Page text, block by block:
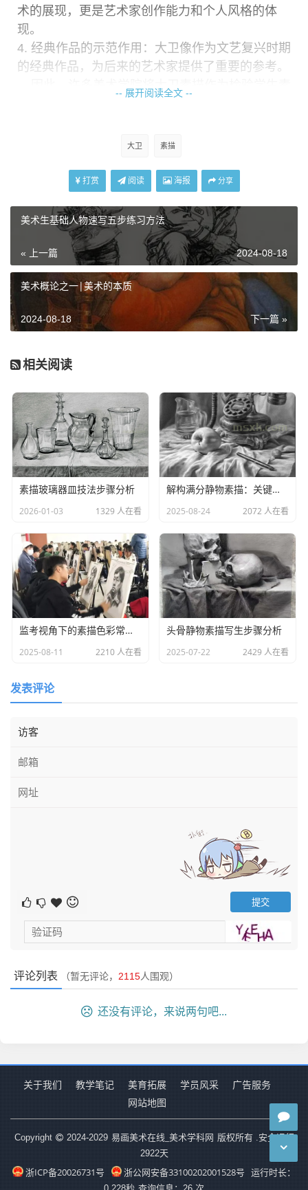
术的展现，更是艺术家创作能力和个人风格的体
现。
4. 经典作品的示范作用：大卫像作为文艺复兴时期
的经典作品，为后来的艺术家提供了重要的参考。
因此，许多美术学院将大卫素描作为检验学生素
-- 展开阅读全文 --
大卫 素描
打赏 阅读 海报 分享
美术生基础人物速写五步练习方法
« 上一篇 2024-08-18
美术概论之一|美术的本质
下一篇 »
2024-08-18
相关阅读
素描玻璃器皿技法步骤分析
2026-01-03 1329 人在看
解构满分静物素描：关键要素与创作逻辑
2025-08-24 2072 人在看
监考视角下的素描色彩常见误区解析
2025-08-11 2210 人在看
头骨静物素描写生步骤分析
2025-07-22 2429 人在看
发表评论
评论列表 （暂无评论， 2115人围观）
还没有评论，来说两句吧...
关于我们 教学笔记 美育拓展 学员风采
广告服务
网站地图
Copyright 2024-2029 易画美术在线_美术学科网 版权所有 .安全运行
2922天
浙ICP备20026731号 浙公网安备33100202001528号
运行时长：